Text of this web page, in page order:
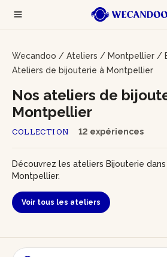
Wecandoo / Ateliers / Montpellier /
Ateliers de bijouterie à Montpellier
COLLECTION 12 expériences
Nos ateliers de
Montpellier
Découvrez les ateliers Bijouterie
Montpellier.
Voir tous les ateliers